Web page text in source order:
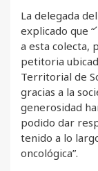
La delegada
explicado que
a esta colecta,
petitoria
Territorial de
gracias a la
generosidad
podido dar
tenido a lo
oncológica”.